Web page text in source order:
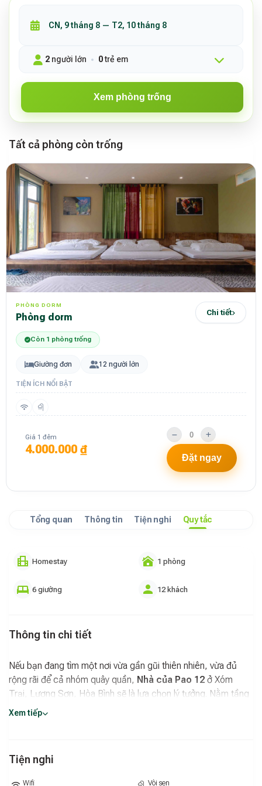
2 người lớn 0trẻ em
Xem phòng trống
Tất cả phòng còn trống
PHÒNG DORM
phòng dorm Chi tiết
Còn 1 phòng trống
Giường đơn 12 người lớn
TIỆN ÍCH NỔI BẬT
Giá 1 đêm
4.000.000 ₫
Đặt ngay
Tổng quan Thông tin Tiện nghi Quy tắc
Homestay 1 phòng
6 giường 12 khách
Thông tin chi tiết
Nếu bạn đang tìm một nơi vừa gần gũi thiên nhiên, vừa đủ
rộng rãi để cả nhóm quây quần, Nhà của Pao 12 ở Xóm
Trại, Lương Sơn, Hòa Bình sẽ là lựa chọn lý tưởng. Nằm tầng
1, toàn bộ không gian được làm bằng gỗ – từ sàn, tường đến
Không gian rộng rãi cho nhóm đông người
Xem tiếp
Tiện nghi
Wifi Vòi sen